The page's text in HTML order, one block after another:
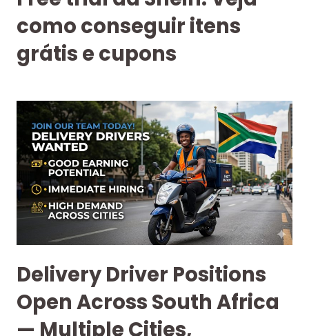
como conseguir itens
grátis e cupons
Delivery Driver Positions
Open Across South Africa
— Multiple Cities,